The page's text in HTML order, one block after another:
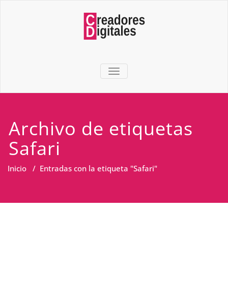
TOGGLE NAVIGATION
Archivo de etiquetas
Safari
Inicio / Entradas con la etiqueta "Safari"